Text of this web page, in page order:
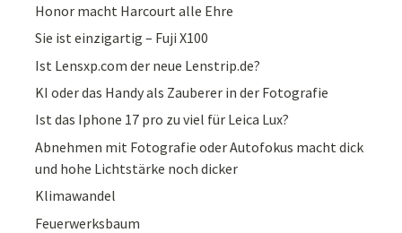
Honor macht Harcourt alle Ehre
Sie ist einzigartig – Fuji X100
Ist Lensxp.com der neue Lenstrip.de?
KI oder das Handy als Zauberer in der Fotografie
Ist das Iphone 17 pro zu viel für Leica Lux?
Abnehmen mit Fotografie oder Autofokus macht dick
und hohe Lichtstärke noch dicker
Klimawandel
Feuerwerksbaum